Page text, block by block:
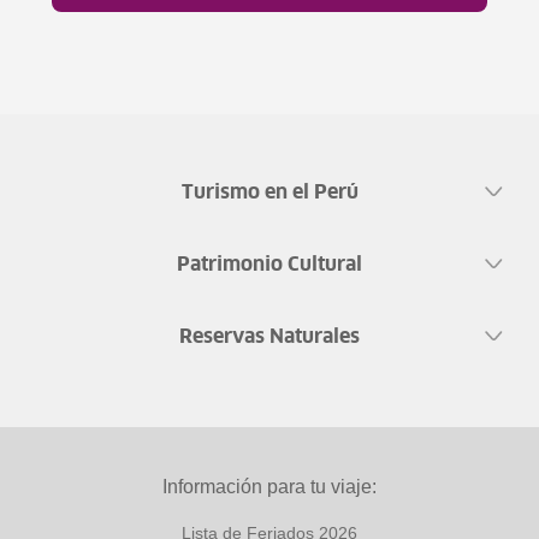
Turismo en el Perú
Patrimonio Cultural
Reservas Naturales
Información para tu viaje:
Lista de Feriados 2026